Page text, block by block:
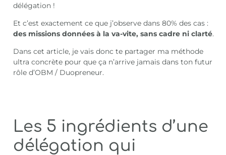
délégation !
Et c’est exactement ce que j’observe dans 80% des cas :
des missions données à la va-vite, sans cadre ni clarté.
Dans cet article, je vais donc te partager ma méthode
ultra concrète pour que ça n’arrive jamais dans ton futur
rôle d’OBM / Duopreneur.
Les 5 ingrédients d’une
délégation qui